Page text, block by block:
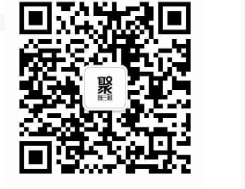
#警匪刑侦 #刘俊孝 #刘宇航